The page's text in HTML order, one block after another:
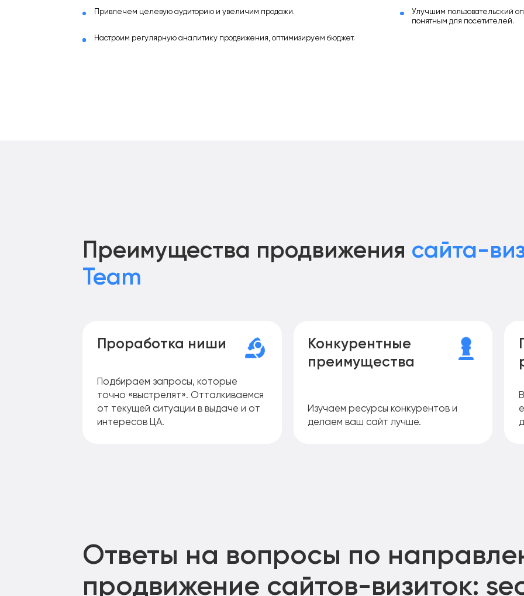
Привлечем целевую аудиторию и увеличим продажи.
Улучшим пользовательский
понятным для посетителей.
Настроим регулярную аналитику продвижения, оптимизируем бюджет.
Преимущества продвижения сайта-
Team
Проработка ниши
Подбираем запросы, которые
точно «выстрелят». Отталкиваемся
от текущей ситуации в выдаче и от
интересов ЦА.
Конкурентные
преимущества
Изучаем ресурсы конкурентов и
делаем ваш сайт лучше.
Ответы на вопросы по
продвижение сайтов-визиток: